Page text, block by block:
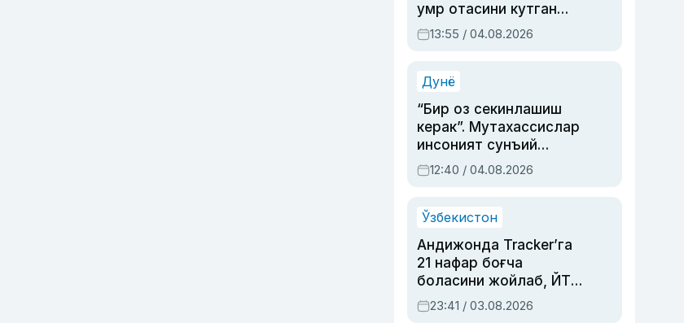
умр отасини кутган
актриса ва дубльяж
устаси Римма
синовларга тўла ҳаёти
13:55 / 04.08.2026
Дунё
“Бир оз секинлашиш
керак”. Мутахассислар
инсоният сунъий
интеллектни бошқара
олмай қолишидан
12:40 / 04.08.2026
Ўзбекистон
Андижонда Tracker’га
21 нафар боғча
боласини жойлаб, ЙТҲ
содир этган аёлга суд
ҳукми ўқилди
23:41 / 03.08.2026